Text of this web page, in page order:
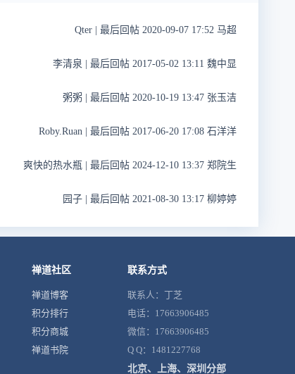
Qter 最后回帖 2020-09-07 17:52 马超
李清泉 最后回帖 2017-05-02 13:11 魏中显
粥粥 最后回帖 2020-10-19 13:47 张玉洁
Roby.Ruan 最后回帖 2017-06-20 17:08 石洋洋
爽快的热水瓶 最后回帖 2024-12-10 13:37 郑院生
园子 最后回帖 2021-08-30 13:17 柳婷婷
禅道社区
禅道博客
积分排行
积分商城
禅道书院
联系方式
联系人：丁芝
电话：17663906485
微信：17663906485
Q Q：1481227768
北京、上海、深圳分部